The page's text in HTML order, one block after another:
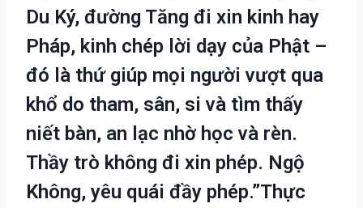
Du Ký, đường Tăng đi xin kinh hay
Pháp, kinh chép lời dạy của Phật –
đó là thứ giúp mọi người vượt qua
khổ do tham, sân, si và tìm thấy
niết bàn, an lạc nhờ học và rèn.
Thầy trò không đi xin phép. Ngộ
Không, yêu quái đầy phép.”Thực